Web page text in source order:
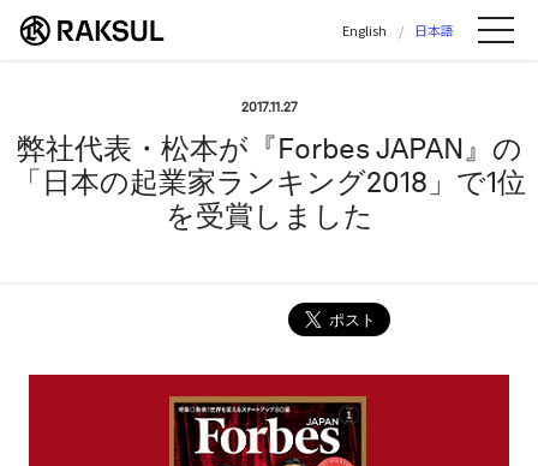
ラクスル株式会社 | ラクスル株式会社の公
English 日本語
2017.11.27
弊社代表・松本が『Forbes JAPAN』の
「日本の起業家ランキング2018」で1位
を受賞しました